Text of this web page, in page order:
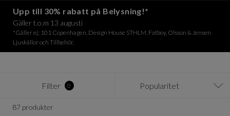
Upp till 30% rabatt på Belysning!*
Gäller t.o.m 13 augusti
*Gäller ej: 101 Copenhagen, Design House STHLM, Fatboy, Olsson & Jensen
Ljuskällor och Tillbehör.
Filter 0 Popularitet
87 produkter